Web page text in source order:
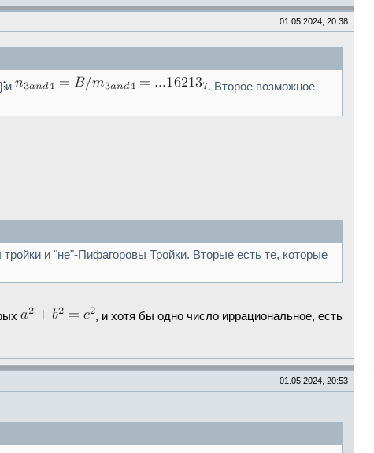
01.05.2024, 20:38
и
. Второе возможное
и "не"-Пифагоровы Тройки. Вторые есть те, которые
, и хотя бы одно число иррациональное, есть
01.05.2024, 20:53